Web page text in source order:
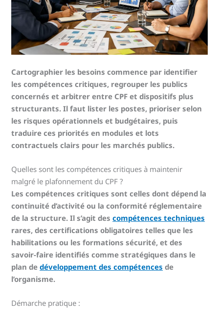
Cartographier les besoins commence par identifier
les compétences critiques, regrouper les publics
concernés et arbitrer entre CPF et dispositifs plus
structurants. Il faut lister les postes, prioriser selon
les risques opérationnels et budgétaires, puis
traduire ces priorités en modules et lots
contractuels clairs pour les marchés publics.
Quelles sont les compétences critiques à maintenir
malgré le plafonnement du CPF ?
Les compétences critiques sont celles dont dépend la
continuité d’activité ou la conformité réglementaire
de la structure. Il s’agit descompétences techniques
rares, des certifications obligatoires telles que les
habilitations ou les formations sécurité, et des
savoir-faire identifiés comme stratégiques dans le
plan dedéveloppement des compétences de
l’organisme.
Démarche pratique :